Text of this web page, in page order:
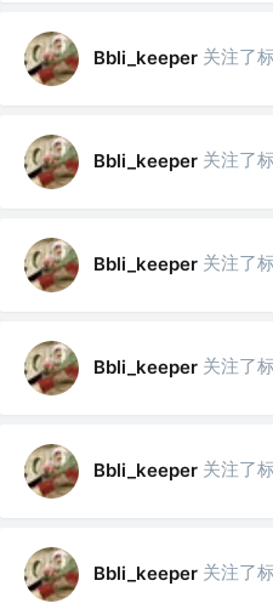
Bbli_keeper 关注了
Bbli_keeper 关注了
Bbli_keeper 关注了
Bbli_keeper 关注了
Bbli_keeper 关注了
Bbli_keeper 关注了